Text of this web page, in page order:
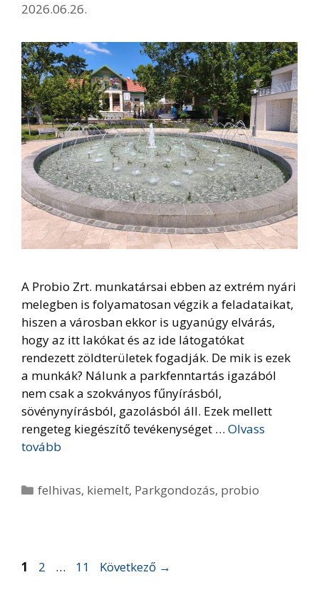
2026.06.26.
A Probio Zrt. munkatársai ebben az extrém nyári
melegben is folyamatosan végzik a feladataikat,
hiszen a városban ekkor is ugyanúgy elvárás,
hogy az itt lakókat és az ide látogatókat
rendezett zöldterületek fogadják. De mik is ezek
a munkák? Nálunk a parkfenntartás igazából
nem csak a szokványos fűnyírásból,
sövénynyírásból, gazolásból áll. Ezek mellett
rengeteg kiegészítő tevékenységet … Olvass
tovább
Kategória
felhivas, kiemelt, Parkgondozás, probio
Oldal
1 Oldal
2 … Oldal
11 Következő →